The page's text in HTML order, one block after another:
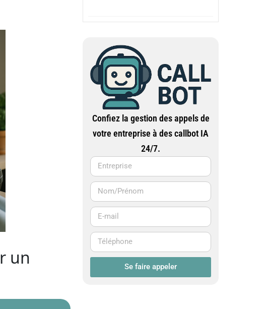
un
Confiez la gestion des appels de
votre entreprise à des callbot IA
24/7.
Se faire appeler